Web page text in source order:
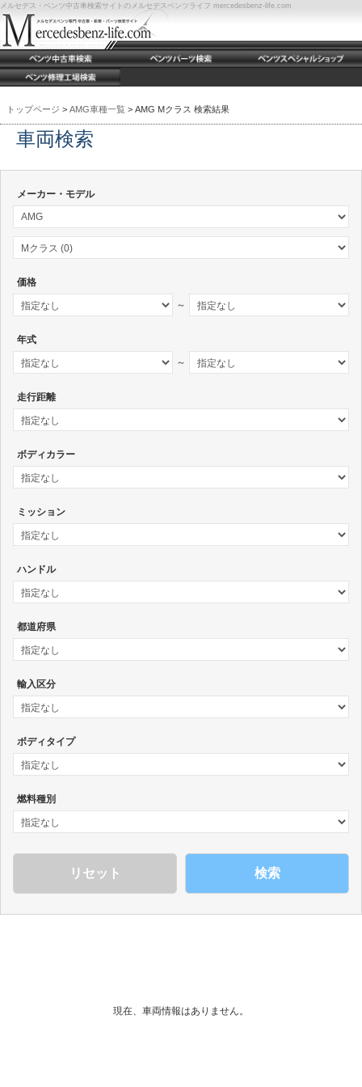
メルセデス・ベンツ中古車検索サイトのメルセデスベンツライフ mercedesbenz-life.com
トップページ > AMG車種一覧 > AMG Mクラス 検索結果
車両検索
メーカー・モデル
価格
～
年式
～
走行距離
ボディカラー
ミッション
ハンドル
都道府県
輸入区分
ボディタイプ
燃料種別
検索
現在、車両情報はありません。